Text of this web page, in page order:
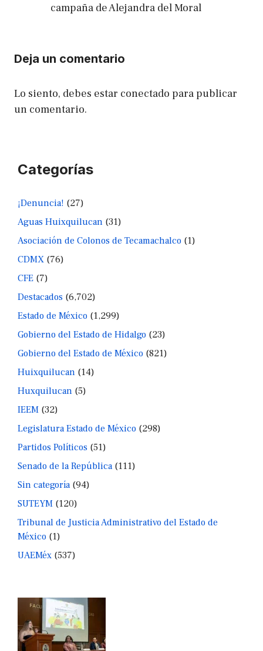
campaña de Alejandra del Moral
Deja un comentario
Lo siento, debes estar conectado para publicar
un comentario.
Categorías
¡Denuncia! (27)
Aguas Huixquilucan (31)
Asociación de Colonos de Tecamachalco (1)
CDMX (76)
CFE (7)
Destacados (6,702)
Estado de México (1,299)
Gobierno del Estado de Hidalgo (23)
Gobierno del Estado de México (821)
Huixquilucan (14)
Huxquilucan (5)
IEEM (32)
Legislatura Estado de México (298)
Partidos Políticos (51)
Senado de la República(111)
Sin categoría(94)
SUTEYM (120)
Tribunal de Justicia Administrativo del Estado de
México (1)
UAEMéx (537)